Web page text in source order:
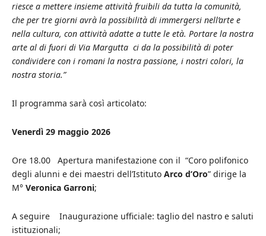
riesce a mettere insieme attività fruibili da tutta la comunità,
che per tre giorni avrà la possibilità di immergersi nell’arte e
nella cultura, con attività adatte a tutte le età. Portare la nostra
arte al di fuori di Via Margutta ci da la possibilità di poter
condividere con i romani la nostra passione, i nostri colori, la
nostra storia.”
Il programma sarà così articolato:
Venerdì 29 maggio 2026
Ore 18.00 Apertura manifestazione con il “Coro polifonico
degli alunni e dei maestri dell’Istituto Arco d’Oro” dirige la
M° Veronica Garroni;
A seguire Inaugurazione ufficiale: taglio del nastro e saluti
istituzionali;